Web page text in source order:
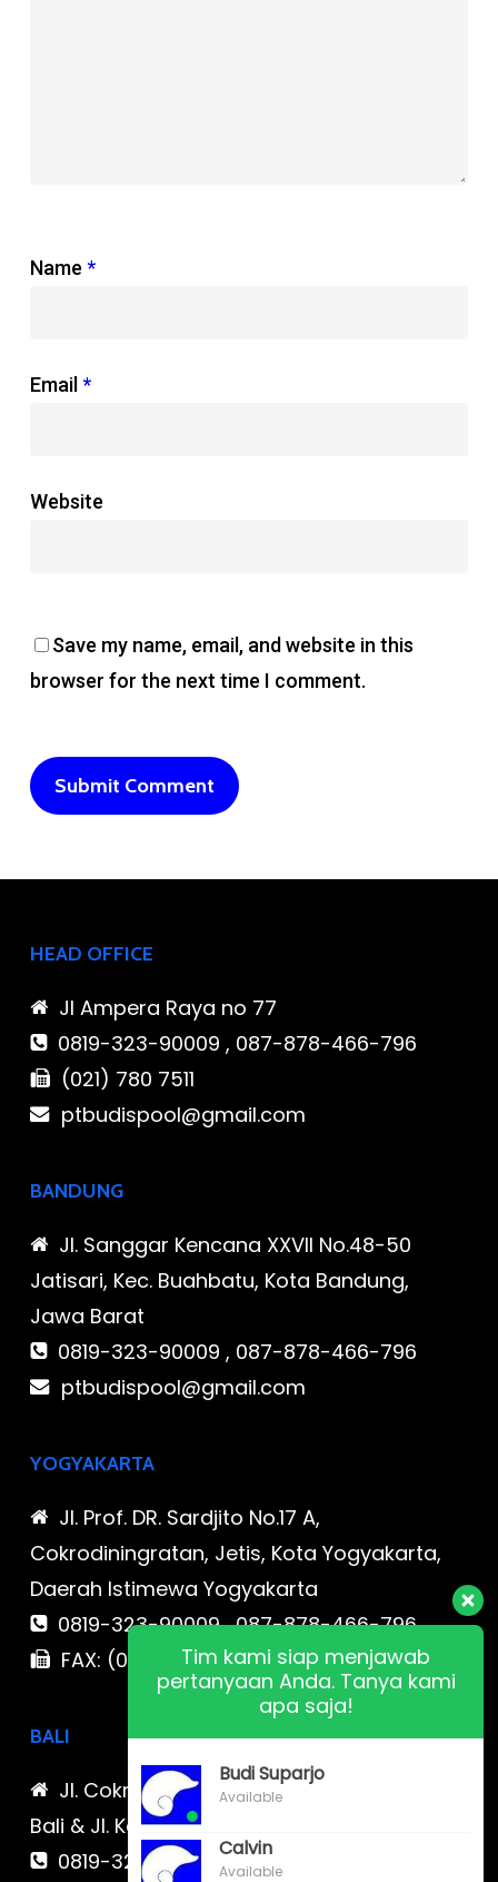
Name *
Email *
Website
Save my name, email, and website in this
browser for the next time I comment.
HEAD OFFICE
Jl Ampera Raya no 77
0819-323-90009 , 087-878-466-796
(021) 780 7511
ptbudispool@gmail.com
BANDUNG
Jl. Sanggar Kencana XXVII No.48-50
Jatisari, Kec. Buahbatu, Kota Bandung,
Jawa Barat
0819-323-90009 , 087-878-466-796
ptbudispool@gmail.com
YOGYAKARTA
Jl. Prof. DR. Sardjito No.17 A,
Cokrodiningratan, Jetis, Kota Yogyakarta,
Daerah Istimewa Yogyakarta
0819-323-90009 , 087-878-466-796
FAX: (021) 780 7511
BALI
Jl. Cokroaminoto No. 17 Denpasar 80116
Bali & Jl. Kerobokan No. 54, Kuta, Bali bali 2
0819-323-90009 , 087-878-466-796
Tim kami siap menjawab
pertanyaan Anda. Tanya kami
apa saja!
Budi Suparjo
Available
Calvin
Available